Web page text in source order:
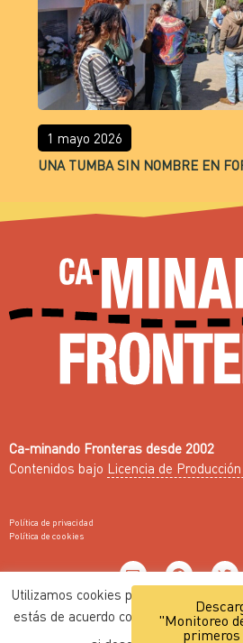
1 mayo 2026
UNA TUMBA SIN NOMBRE EN
"Monitoreo
primeros
Ca-minando Fronteras desde 2002
Contenidos bajo Licencia de
Política de privacidad
Política de cookies
Web con ♥ porNodo
Utilizamos cookies para mejorar la
estás de acuerdo con ello, pero